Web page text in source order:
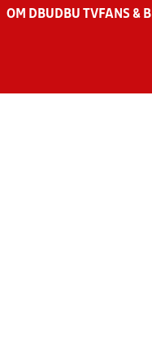
OM DBU DBU TV FANS &